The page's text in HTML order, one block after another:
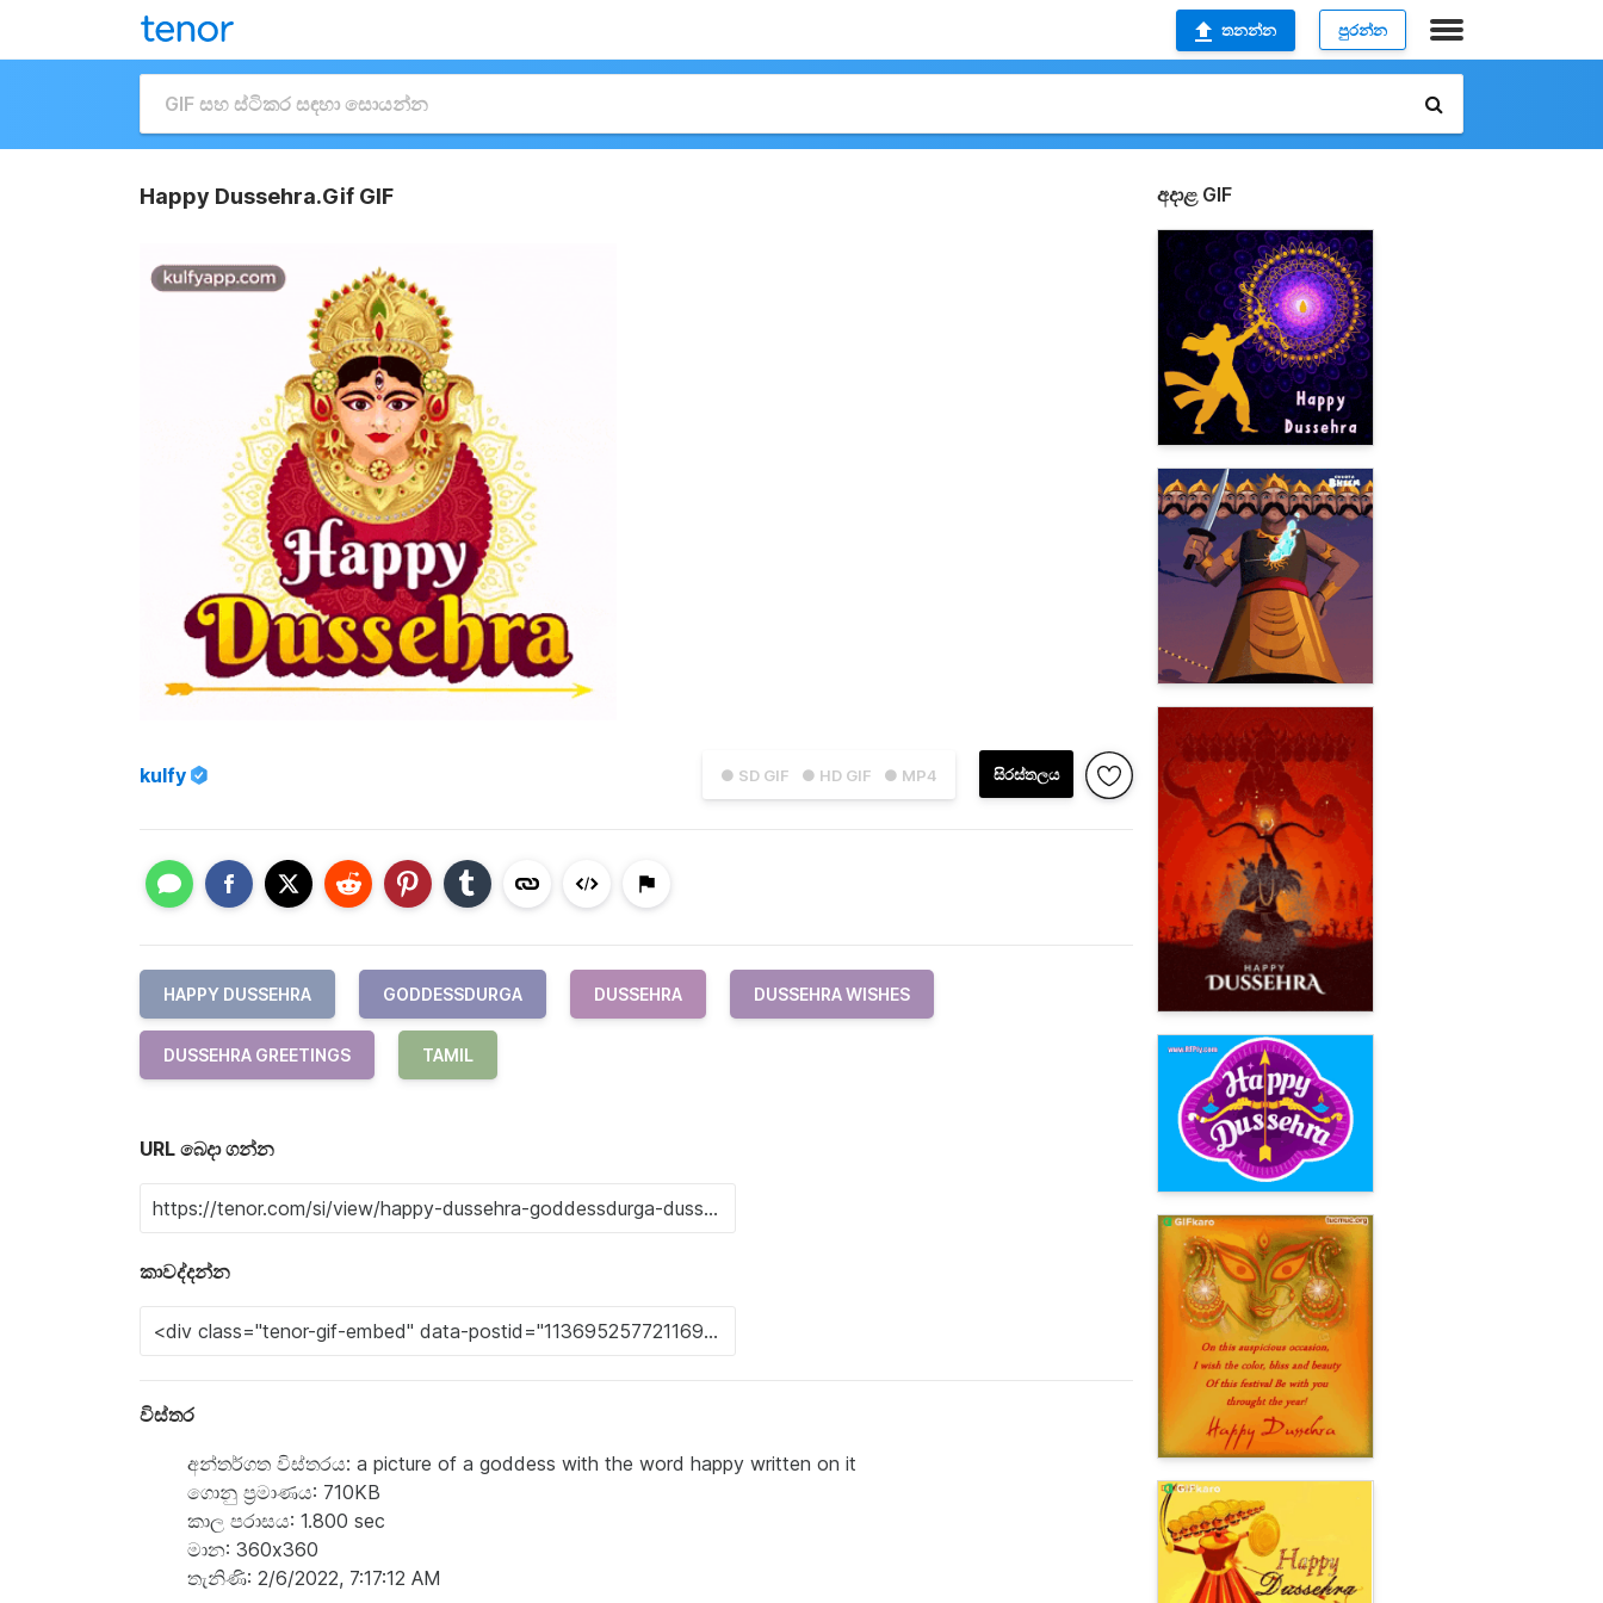
තනන්න පුරන්න
Happy Dussehra.Gif GIF
● SD GIF ● HD GIF ● MP4 සිරස්තලය
kulfy
HAPPY DUSSEHRA GODDESSDURGA DUSSEHRA DUSSEHRA WISHES
DUSSEHRA GREETINGS TAMIL
URL බෙදා ගන්න
කාවද්දන්න
විස්තර
අන්තර්ගත විස්තරය: a picture of a goddess with the word happy written on it
ගොනු ප්‍රමාණය: 710KB
කාල පරාසය: 1.800 sec
මාන: 360x360
තැනිණි: 2/6/2022, 7:17:12 AM
අදාළ GIF